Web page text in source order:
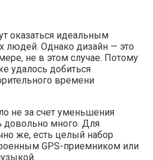
оказаться идеальным
людей. Однако дизайн — это
не в этом случае. Потому
удалось добиться
времени
не за счет уменьшения
довольно много. Для
же, есть целый набор
GPS-приемником или